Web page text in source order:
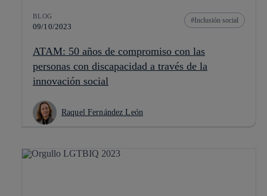
BLOG
09/10/2023
Inclusión social
ATAM: 50 años de compromiso con las
personas con discapacidad a través de la
innovación social
Raquel Fernández León